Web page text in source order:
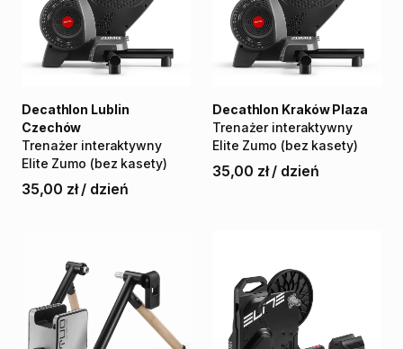
Trenażer interaktywny
Elite Zumo (bez kasety)
Decathlon Lublin
Czechów
35,00 zł / dzień
Trenażer interaktywny
Elite Zumo (bez kasety)
Decathlon Kraków Plaza
35,00 zł / dzień